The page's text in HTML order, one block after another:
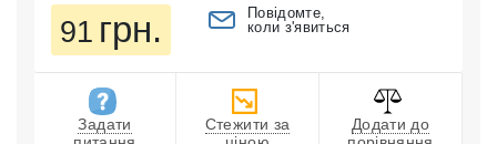
91 грн.
Повідомте,
коли з'явиться
Задати
Стежити за
Додати до